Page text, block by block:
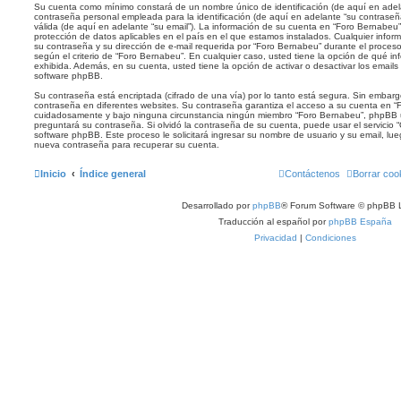
Su cuenta como mínimo constará de un nombre único de identificación (de aquí en
contraseña personal empleada para la identificación (de aquí en adelante “su
válida (de aquí en adelante “su email”). La información de su cuenta en “Foro
protección de datos aplicables en el país en el que estamos instalados. Cualquier
su contraseña y su dirección de e-mail requerida por “Foro Bernabeu” durante el
según el criterio de “Foro Bernabeu”. En cualquier caso, usted tiene la opción de qué
exhibida. Además, en su cuenta, usted tiene la opción de activar o desactivar los
software phpBB.
Su contraseña está encriptada (cifrado de una vía) por lo tanto está segura. Sin
contraseña en diferentes websites. Su contraseña garantiza el acceso a su cuenta en
cuidadosamente y bajo ninguna circunstancia ningún miembro “Foro Bernabeu”,
preguntará su contraseña. Si olvidó la contraseña de su cuenta, puede usar el servicio
software phpBB. Este proceso le solicitará ingresar su nombre de usuario y su email,
nueva contraseña para recuperar su cuenta.
Inicio Índice general Borrar
Contáctenos
Desarrollado porphpBB® Forum Software © phpBB
Traducción al español porphpBB España
Privacidad | Condiciones